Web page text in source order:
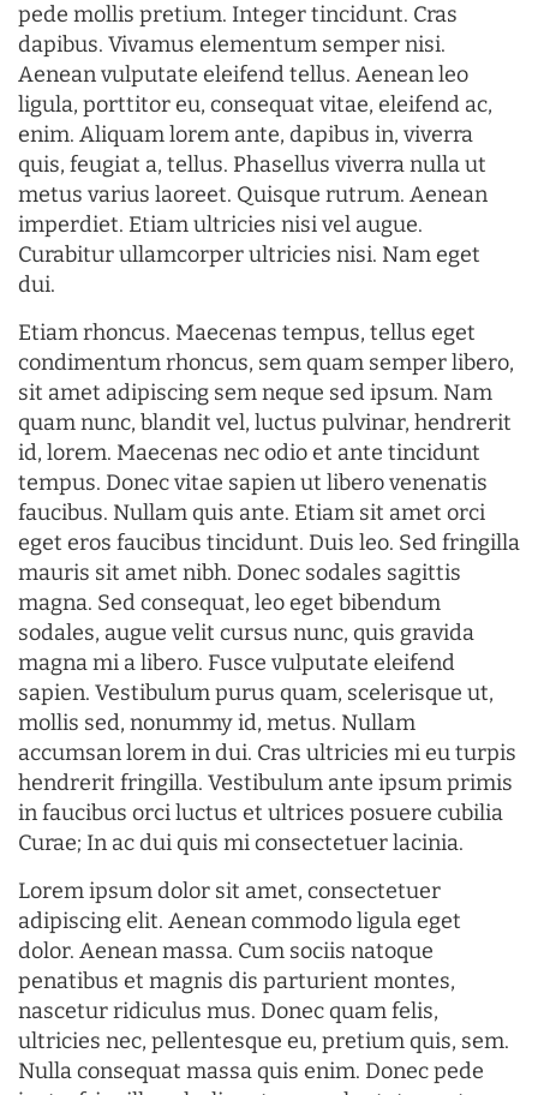
pede mollis pretium. Integer tincidunt. Cras
dapibus. Vivamus elementum semper nisi.
Aenean vulputate eleifend tellus. Aenean leo
ligula, porttitor eu, consequat vitae, eleifend ac,
enim. Aliquam lorem ante, dapibus in, viverra
quis, feugiat a, tellus. Phasellus viverra nulla ut
metus varius laoreet. Quisque rutrum. Aenean
imperdiet. Etiam ultricies nisi vel augue.
Curabitur ullamcorper ultricies nisi. Nam eget
dui.
Etiam rhoncus. Maecenas tempus, tellus eget
condimentum rhoncus, sem quam semper libero,
sit amet adipiscing sem neque sed ipsum. Nam
quam nunc, blandit vel, luctus pulvinar, hendrerit
id, lorem. Maecenas nec odio et ante tincidunt
tempus. Donec vitae sapien ut libero venenatis
faucibus. Nullam quis ante. Etiam sit amet orci
eget eros faucibus tincidunt. Duis leo. Sed fringilla
mauris sit amet nibh. Donec sodales sagittis
magna. Sed consequat, leo eget bibendum
sodales, augue velit cursus nunc, quis gravida
magna mi a libero. Fusce vulputate eleifend
sapien. Vestibulum purus quam, scelerisque ut,
mollis sed, nonummy id, metus. Nullam
accumsan lorem in dui. Cras ultricies mi eu turpis
hendrerit fringilla. Vestibulum ante ipsum primis
in faucibus orci luctus et ultrices posuere cubilia
Curae; In ac dui quis mi consectetuer lacinia.
Lorem ipsum dolor sit amet, consectetuer
adipiscing elit. Aenean commodo ligula eget
dolor. Aenean massa. Cum sociis natoque
penatibus et magnis dis parturient montes,
nascetur ridiculus mus. Donec quam felis,
ultricies nec, pellentesque eu, pretium quis, sem.
Nulla consequat massa quis enim. Donec pede